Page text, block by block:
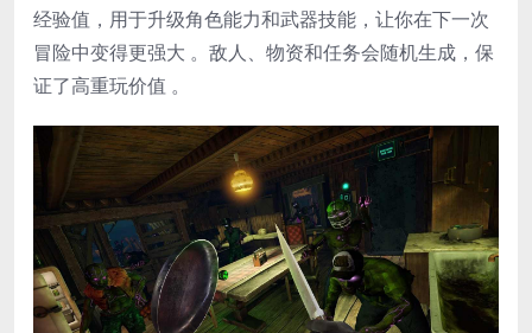
经验值，用于升级角色能力和武器技能，让你在下一次
冒险中变得更强大 。敌人、物资和任务会随机生成，保
证了高重玩价值 。